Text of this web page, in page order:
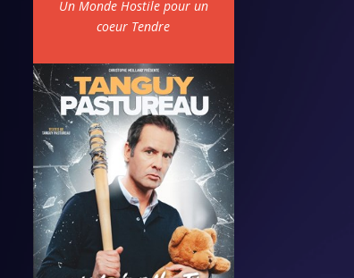
Un Monde Hostile pour un
coeur Tendre